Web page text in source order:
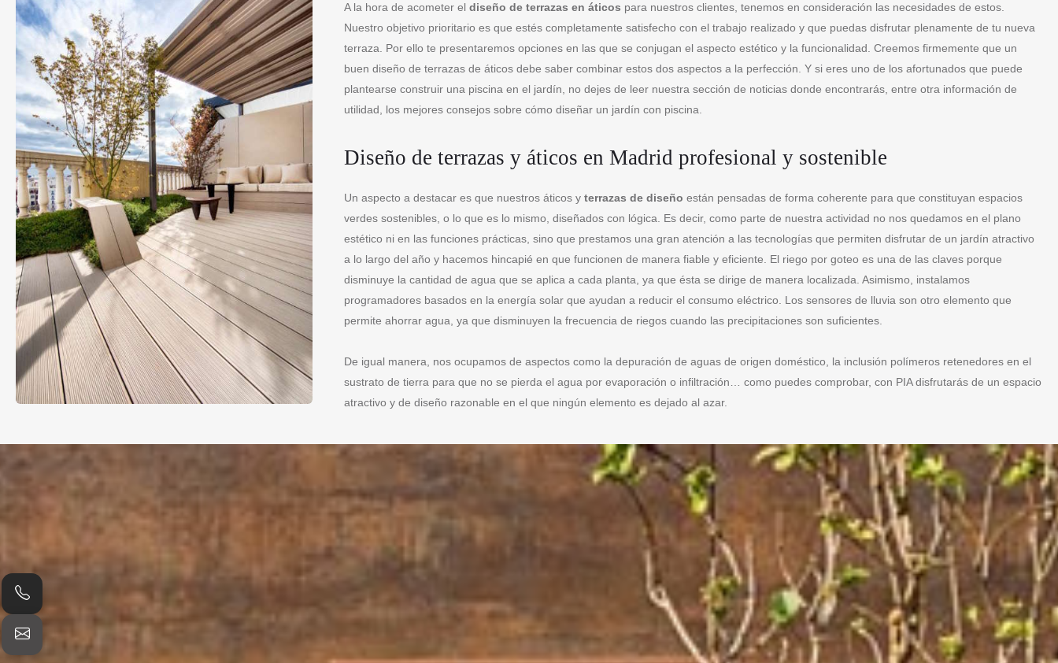
A la hora de acometer el diseño de terrazas en áticos para nuestros clientes, tenemos en consideración las necesidades de estos.
Nuestro objetivo prioritario es que estés completamente satisfecho con el trabajo realizado y que puedas disfrutar plenamente de tu nueva
terraza. Por ello te presentaremos opciones en las que se conjugan el aspecto estético y la funcionalidad. Creemos firmemente que un
buen diseño de terrazas de áticos debe saber combinar estos dos aspectos a la perfección. Y si eres uno de los afortunados que puede
plantearse construir una piscina en el jardín, no dejes de leer nuestra sección de noticias donde encontrarás, entre otra información de
utilidad, los mejores consejos sobre cómo diseñar un jardín con piscina.
Diseño de terrazas y áticos en Madrid profesional y sostenible
Un aspecto a destacar es que nuestros áticos y terrazas de diseño están pensadas de forma coherente para que constituyan espacios
verdes sostenibles, o lo que es lo mismo, diseñados con lógica. Es decir, como parte de nuestra actividad no nos quedamos en el plano
estético ni en las funciones prácticas, sino que prestamos una gran atención a las tecnologías que permiten disfrutar de un jardín atractivo
a lo largo del año y hacemos hincapié en que funcionen de manera fiable y eficiente. El riego por goteo es una de las claves porque
disminuye la cantidad de agua que se aplica a cada planta, ya que ésta se dirige de manera localizada. Asimismo, instalamos
programadores basados en la energía solar que ayudan a reducir el consumo eléctrico. Los sensores de lluvia son otro elemento que
permite ahorrar agua, ya que disminuyen la frecuencia de riegos cuando las precipitaciones son suficientes.
De igual manera, nos ocupamos de aspectos como la depuración de aguas de origen doméstico, la inclusión polímeros retenedores en el
sustrato de tierra para que no se pierda el agua por evaporación o infiltración… como puedes comprobar, con PIA disfrutarás de un espacio
atractivo y de diseño razonable en el que ningún elemento es dejado al azar.